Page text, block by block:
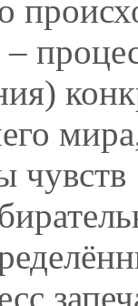
чувств